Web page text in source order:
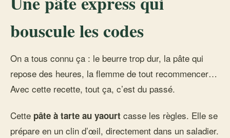
bouscule les codes
On a tous connu ça : le beurre trop dur, la pâte qui
repose des heures, la flemme de tout recommencer…
Avec cette recette, tout ça, c’est du passé.
Cette pâte à tarte au yaourt casse les règles. Elle se
prépare en un clin d’œil, directement dans un saladier.